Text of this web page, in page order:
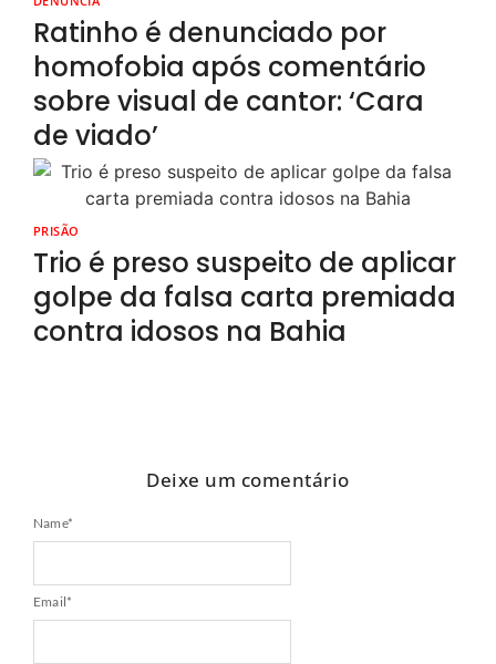
Ratinho é denunciado por
homofobia após comentário
sobre visual de cantor: ‘Cara
de viado’
PRISÃO
Trio é preso suspeito de aplicar
golpe da falsa carta premiada
contra idosos na Bahia
Deixe um comentário
Name*
Email*